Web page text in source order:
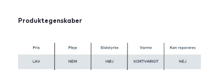
Produktegenskaber